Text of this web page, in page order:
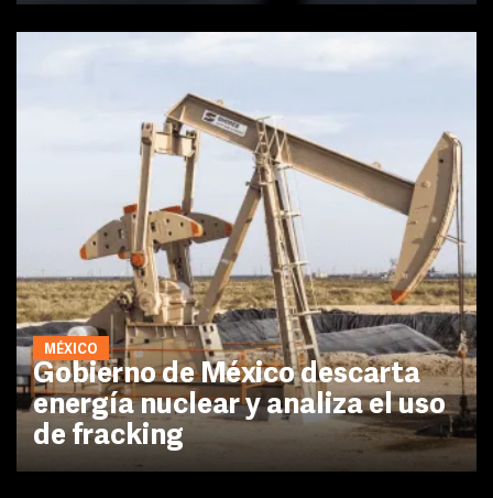
MÉXICO
Gobierno de México descarta
energía nuclear y analiza el uso
de fracking